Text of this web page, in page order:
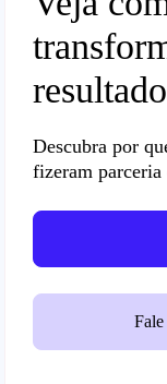
Descubra por
fizeram
Fale